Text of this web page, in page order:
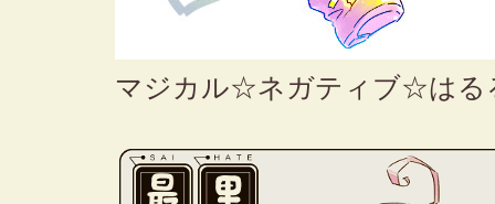
マジカル☆ネガティブ☆はる